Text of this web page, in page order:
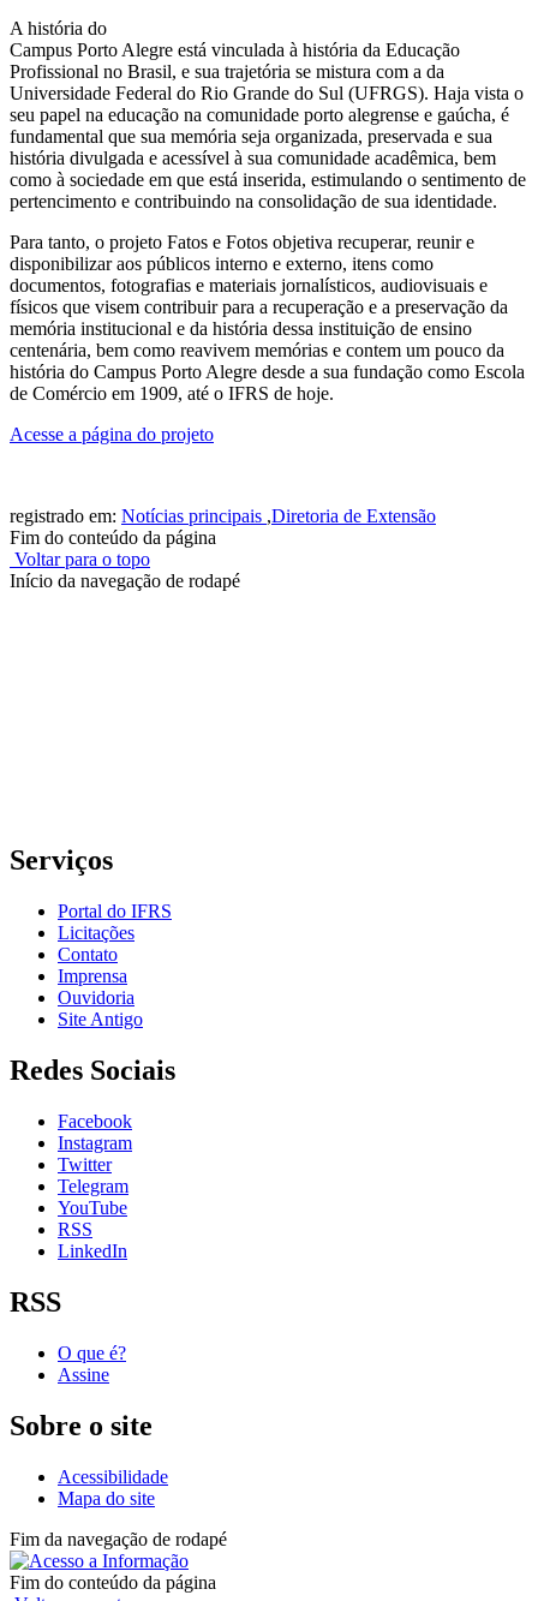
A história do
Campus Porto Alegre está vinculada à história da Educação
Profissional no Brasil, e sua trajetória se mistura com a da
Universidade Federal do Rio Grande do Sul (UFRGS). Haja vista o
seu papel na educação na comunidade porto alegrense e gaúcha, é
fundamental que sua memória seja organizada, preservada e sua
história divulgada e acessível à sua comunidade acadêmica, bem
como à sociedade em que está inserida, estimulando o sentimento de
pertencimento e contribuindo na consolidação de sua identidade.
Para tanto, o projeto Fatos e Fotos objetiva recuperar, reunir e
disponibilizar aos públicos interno e externo, itens como
documentos, fotografias e materiais jornalísticos, audiovisuais e
físicos que visem contribuir para a recuperação e a preservação da
memória institucional e da história dessa instituição de ensino
centenária, bem como reavivem memórias e contem um pouco da
história do Campus Porto Alegre desde a sua fundação como Escola
de Comércio em 1909, até o IFRS de hoje.
Acesse a página do projeto
registrado em: Notícias principais ,Diretoria de Extensão
Fim do conteúdo da página
Voltar para o topo
Início da navegação de rodapé
Serviços
Portal do IFRS
Licitações
Contato
Imprensa
Ouvidoria
Site Antigo
Redes Sociais
Facebook
Instagram
Twitter
Telegram
YouTube
RSS
LinkedIn
RSS
O que é?
Assine
Sobre o site
Acessibilidade
Mapa do site
Fim da navegação de rodapé
Fim do conteúdo da página